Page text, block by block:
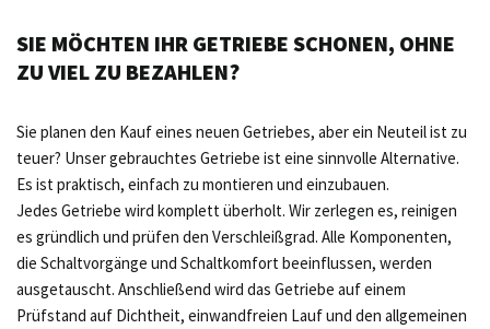
SIE MÖCHTEN IHR GETRIEBE SCHONEN, OHNE
ZU VIEL ZU BEZAHLEN?
Sie planen den Kauf eines neuen Getriebes, aber ein Neuteil ist zu
teuer? Unser gebrauchtes Getriebe ist eine sinnvolle Alternative.
Es ist praktisch, einfach zu montieren und einzubauen.
Jedes Getriebe wird komplett überholt. Wir zerlegen es, reinigen
es gründlich und prüfen den Verschleißgrad. Alle Komponenten,
die Schaltvorgänge und Schaltkomfort beeinflussen, werden
ausgetauscht. Anschließend wird das Getriebe auf einem
Prüfstand auf Dichtheit, einwandfreien Lauf und den allgemeinen